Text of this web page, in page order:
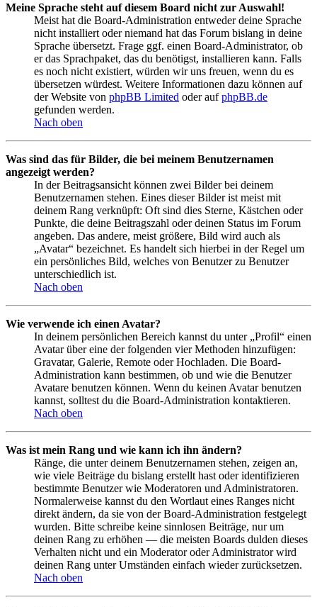
Meine Sprache steht auf diesem Board nicht zur Auswahl!
Meist hat die Board-Administration entweder deine Sprache
nicht installiert oder niemand hat das Forum bislang in deine
Sprache übersetzt. Frage ggf. einen Board-Administrator, ob
er das Sprachpaket, das du benötigst, installieren kann. Falls
es noch nicht existiert, würden wir uns freuen, wenn du es
übersetzen würdest. Weitere Informationen dazu können auf
der Website von phpBB Limited oder aufphpBB.de
gefunden werden.
Nach oben
Was sind das für Bilder, die bei meinem Benutzernamen
angezeigt werden?
In der Beitragsansicht können zwei Bilder bei deinem
Benutzernamen stehen. Eines dieser Bilder ist meist mit
deinem Rang verknüpft: Oft sind dies Sterne, Kästchen oder
Punkte, die deine Beitragszahl oder deinen Status im Forum
angeben. Das andere, meist größere, Bild wird auch als
„Avatar“ bezeichnet. Es handelt sich hierbei in der Regel um
ein persönliches Bild, welches von Benutzer zu Benutzer
unterschiedlich ist.
Nach oben
Wie verwende ich einen Avatar?
In deinem persönlichen Bereich kannst du unter „Profil“ einen
Avatar über eine der folgenden vier Methoden hinzufügen:
Gravatar, Galerie, Remote oder Hochladen. Die Board-
Administration kann bestimmen, ob und wie die Benutzer
Avatare benutzen können. Wenn du keinen Avatar benutzen
kannst, solltest du die Board-Administration kontaktieren.
Nach oben
Was ist mein Rang und wie kann ich ihn ändern?
Ränge, die unter deinem Benutzernamen stehen, zeigen an,
wie viele Beiträge du bislang erstellt hast oder identifizieren
bestimmte Benutzer wie Moderatoren und Administratoren.
Normalerweise kannst du den Wortlaut eines Ranges nicht
direkt ändern, da sie von der Board-Administration festgelegt
wurden. Bitte schreibe keine sinnlosen Beiträge, nur um
deinen Rang zu erhöhen — die meisten Boards dulden dieses
Verhalten nicht und ein Moderator oder Administrator wird
deinen Rang unter Umständen einfach wieder zurücksetzen.
Nach oben